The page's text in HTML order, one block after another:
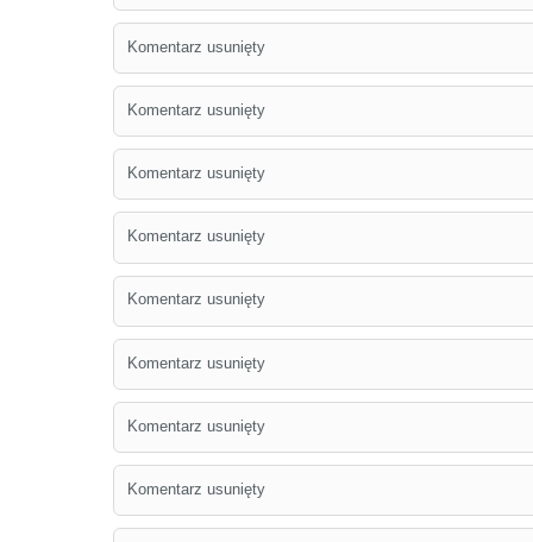
Komentarz usunięty
Komentarz usunięty
Komentarz usunięty
Komentarz usunięty
Komentarz usunięty
Komentarz usunięty
Komentarz usunięty
Komentarz usunięty